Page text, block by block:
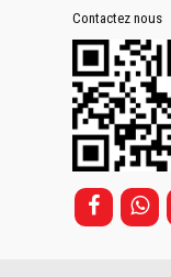
Contactez nous